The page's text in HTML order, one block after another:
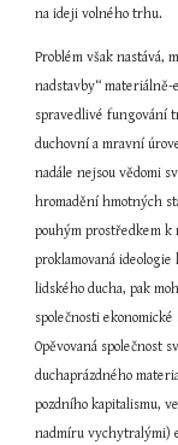
na ideji volného trhu.
Problém však nastává,
nadstavby“
spravedlivé fungování
duchovní a mravní
nadále nejsou vědomi
hromadění hmotných
pouhým prostředkem k
proklamovaná
lidského ducha, pak
společnosti
Opěvovaná společnost
duchaprázdného
pozdního kapitalismu,
nadmíru vychytralými)